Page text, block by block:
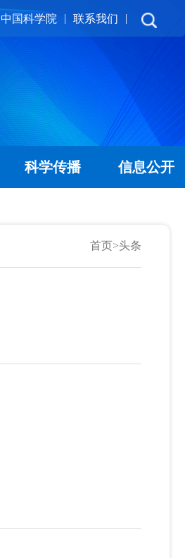
中国科学院 | 联系我们 |
科学传播 信息公开
首页>头条